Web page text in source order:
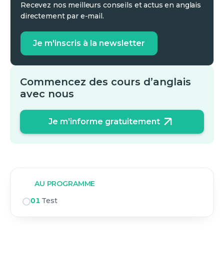
Recevez nos meilleurs conseils et actus en anglais
directement par e-mail.
Je m'inscris à la newsletter
Commencez des cours d’anglais
avec nous
Je m'informe gratuitement
AU PROGRAMME
01 Test